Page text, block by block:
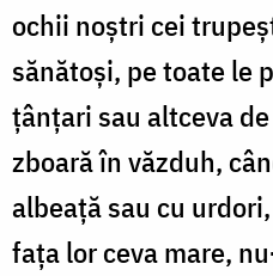
ochii noștri cei
sănătoși, pe toate le
țânțari sau altceva
zboară în văzduh,
albeață sau cu
fața lor ceva mare,